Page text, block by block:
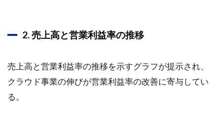
2. 売上高と営業利益率の推移
売上高と営業利益率の推移を示すグラフが提示され、
クラウド事業の伸びが営業利益率の改善に寄与してい
る。